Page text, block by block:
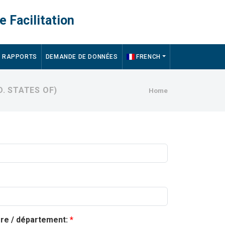
Facilitation
RAPPORTS DEMANDE DE DONNÉES FRENCH
Home
STATES OF)
/ département: